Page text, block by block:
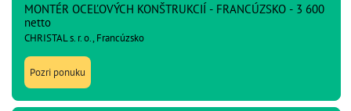
MONTÉR OCEĽOVÝCH KONŠTRUKCIÍ - FRANCÚZSKO - 3 600
netto
CHRISTAL s. r. o., Francúzsko
Pozri ponuku